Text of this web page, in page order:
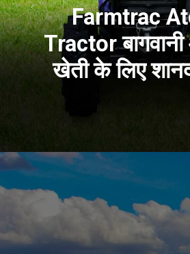
Farmtrac
Tractor
खेती के लिए